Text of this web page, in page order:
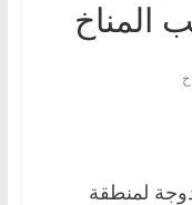
المناخ
لمنطقة